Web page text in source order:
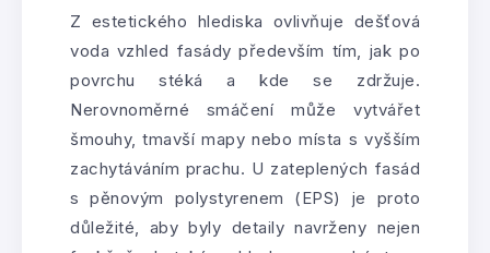
Z estetického hlediska ovlivňuje dešťová
voda vzhled fasády především tím, jak po
povrchu stéká a kde se zdržuje.
Nerovnoměrné smáčení může vytvářet
šmouhy, tmavší mapy nebo místa s vyšším
zachytáváním prachu. U zateplených fasád
s pěnovým polystyrenem (EPS) je proto
důležité, aby byly detaily navrženy nejen